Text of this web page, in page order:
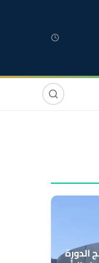
صوت وصورة
الدورة